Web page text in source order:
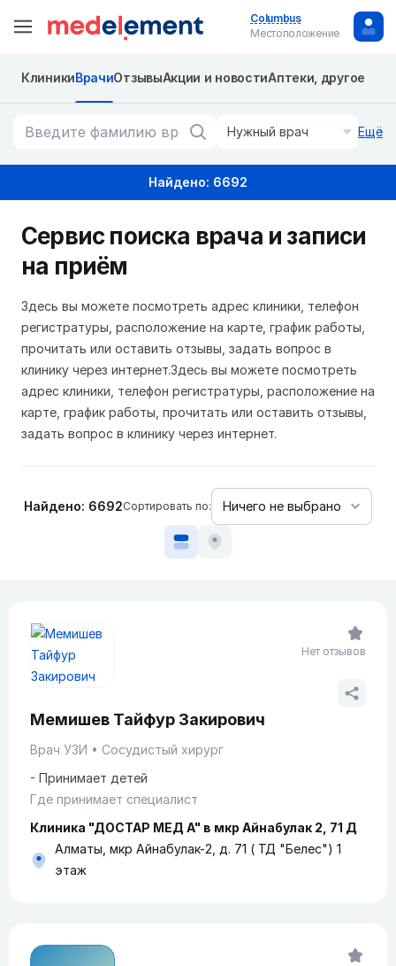
Columbus
Местоположение
КлиникиВрачиОтзывыАкции и новостиАптеки, другое
Нужный врач Ещё
Найдено: 6692
Сервис поиска врача и записи
на приём
Здесь вы можете посмотреть адрес клиники, телефон
регистратуры, расположение на карте, график работы,
прочитать или оставить отзывы, задать вопрос в
клинику через интернет.Здесь вы можете посмотреть
адрес клиники, телефон регистратуры, расположение на
карте, график работы, прочитать или оставить отзывы,
задать вопрос в клинику через интернет.
Найдено: 6692Сортировать по:
Мемишев Тайфур Закирович
Врач УЗИ
Сосудистый хирург
- Принимает детей
Где принимает специалист
Клиника "ДОСТАР МЕД А" в мкр Айнабулак 2, 71 Д
Алматы, мкр Айнабулак-2, д. 71 ( ТД "Белес") 1
этаж
Нет отзывов